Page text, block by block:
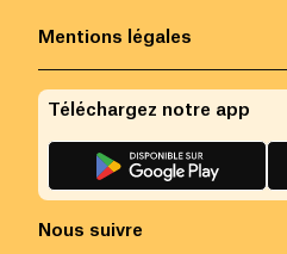
Mentions légales
Nous suivre
Téléchargez notre app